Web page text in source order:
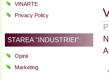
VINARTE
Privacy Policy
STAREA “INDUSTRIEI”:
Opinii
Marketing